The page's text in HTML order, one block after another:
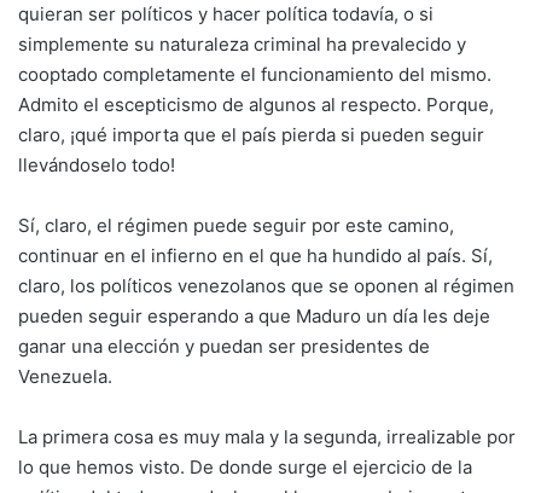
quieran ser políticos y hacer política todavía, o si
simplemente su naturaleza criminal ha prevalecido y
cooptado completamente el funcionamiento del mismo.
Admito el escepticismo de algunos al respecto. Porque,
claro, ¡qué importa que el país pierda si pueden seguir
llevándoselo todo!
Sí, claro, el régimen puede seguir por este camino,
continuar en el infierno en el que ha hundido al país. Sí,
claro, los políticos venezolanos que se oponen al régimen
pueden seguir esperando a que Maduro un día les deje
ganar una elección y puedan ser presidentes de
Venezuela.
La primera cosa es muy mala y la segunda, irrealizable por
lo que hemos visto. De donde surge el ejercicio de la